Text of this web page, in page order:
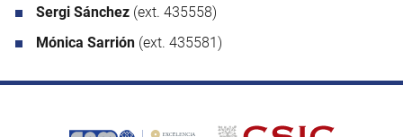
Sergi Sánchez (ext. 435558)
Mónica Sarrión (ext. 435581)